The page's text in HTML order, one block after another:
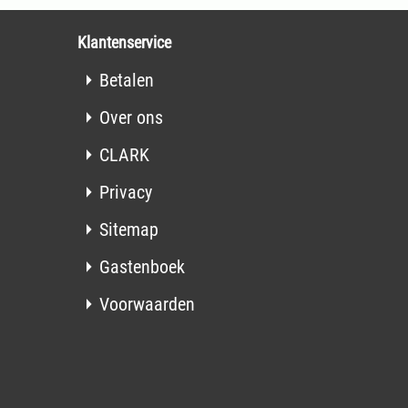
Klantenservice
Betalen
Over ons
CLARK
Privacy
Sitemap
Gastenboek
Voorwaarden